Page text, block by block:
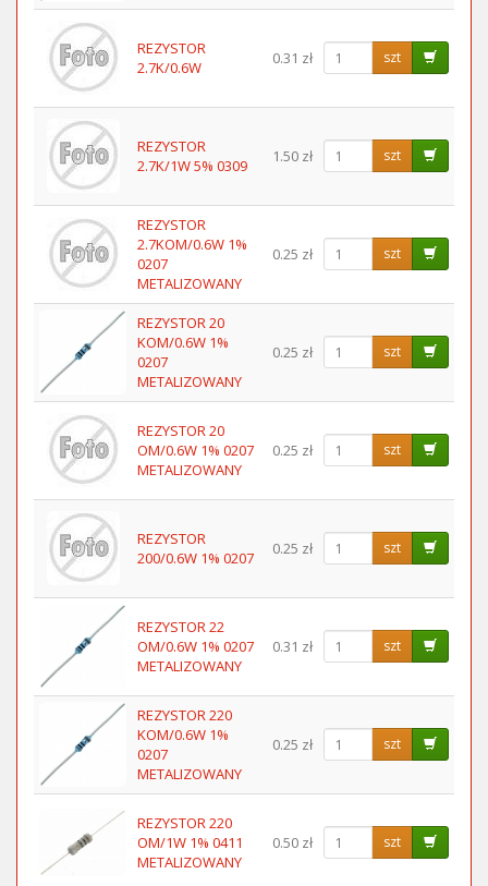
REZYSTOR
2.7K/0.6W
0.31 zł szt
REZYSTOR
2.7K/1W 5% 0309
1.50 zł szt
REZYSTOR
2.7KOM/0.6W 1%
0207
METALIZOWANY
0.25 zł szt
REZYSTOR 20
KOM/0.6W 1%
0207
METALIZOWANY
0.25 zł szt
REZYSTOR 20
OM/0.6W 1% 0207
METALIZOWANY
0.25 zł szt
REZYSTOR
200/0.6W 1% 0207
0.25 zł szt
REZYSTOR 22
OM/0.6W 1% 0207
METALIZOWANY
0.31 zł szt
REZYSTOR 220
KOM/0.6W 1%
0207
METALIZOWANY
0.25 zł szt
REZYSTOR 220
OM/1W 1% 0411
METALIZOWANY
0.50 zł szt